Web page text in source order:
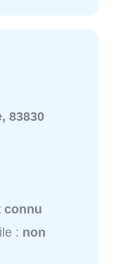
83830
connu
: non